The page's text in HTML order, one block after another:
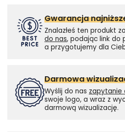
Gwarancja
Znalazłeś ten produkt
do nas, podając link do
a przygotujemy dla
Darmowa
Wyślij do nas zapytanie
swoje logo, a wraz z
darmową wizualizację.